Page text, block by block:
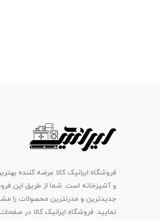
فروشگاه ایرانیک کالا عرضه کننده
و آشپزخانه است. شما از طریق این
جدیدترین و مدرنترین محصولات را
نمایید. فروشگاه ایرانیک کالا در